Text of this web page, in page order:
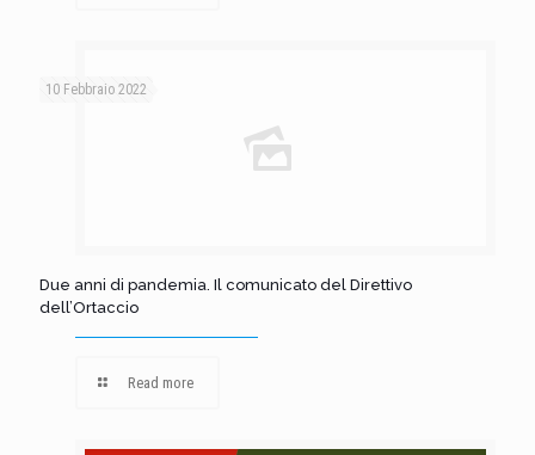
10 Febbraio 2022
Due anni di pandemia. Il comunicato del Direttivo
dell’Ortaccio
Read more